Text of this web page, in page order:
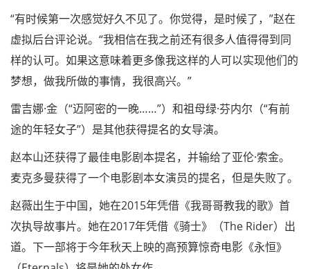
“有时候第一次感觉好久不见了。你觉得，是时候了，”赵在
虚拟后台评论说。“我相信在我之前还有很多人值得得到同
样的认可。如果这意味着更多像我这样的人可以实现他们的
梦想，做我所做的事情，我很高兴。”
雷吉娜·金（“迈阿密的一晚……”）和祖母绿·芬内尔（“有前
途的年轻女子”）是其他获得提名的女导演。
赵本山还获得了最佳电影剧本提名，并输给了亚伦·索金。
麦克多曼获得了一个电影剧本女演员的提名，但是失败了。
赵薇出生于中国，她在2015年凭借《我哥哥教我的歌》首
次执导故事片。她在2017年凭借《骑士》（The Rider）出
道。下一部将于今年秋天上映的高预算惊奇电影《永恒》